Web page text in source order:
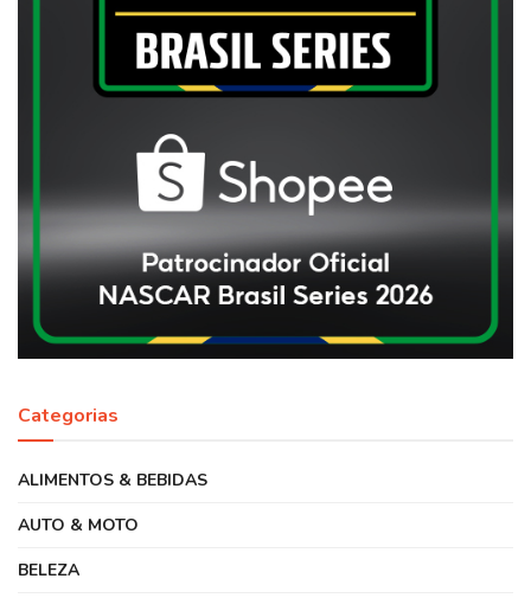
Categorias
ALIMENTOS & BEBIDAS
AUTO & MOTO
BELEZA